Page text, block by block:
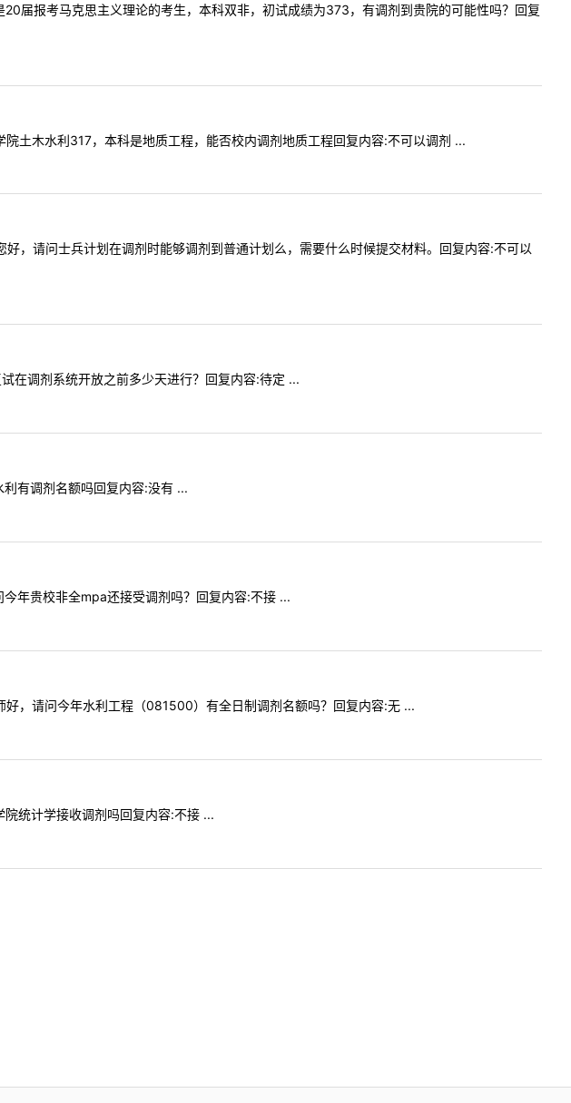
报考马克思主义理论的考生，本科双非，初试成绩为373，有调剂到贵院的可能性吗？回复
木水利317，本科是地质工程，能否校内调剂地质工程回复内容:不可以调剂 ...
请问士兵计划在调剂时能够调剂到普通计划么，需要什么时候提交材料。回复内容:不可以
调剂系统开放之前多少天进行？回复内容:待定 ...
有调剂名额吗回复内容:没有 ...
年贵校非全mpa还接受调剂吗？回复内容:不接 ...
，请问今年水利工程（081500）有全日制调剂名额吗？回复内容:无 ...
统计学接收调剂吗回复内容:不接 ...